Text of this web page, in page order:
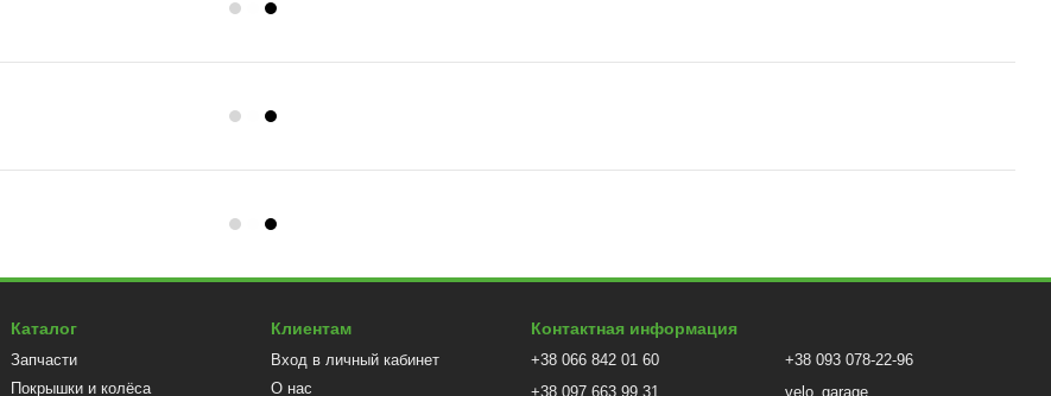
Каталог
Запчасти
Покрышки и колёса
Клиентам
Вход в личный кабинет
О нас
Контактная информация
+38 066 842 01 60
+38 097 663 99 31
+38 093 078-22-96
velo_garage